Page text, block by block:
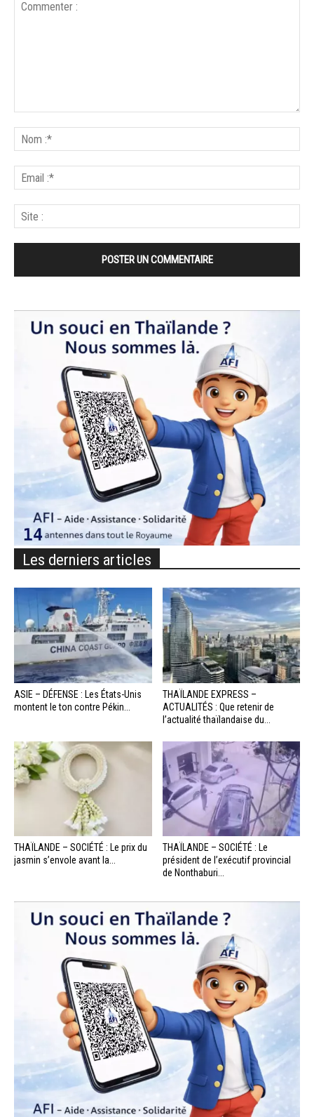
Les derniers articles
ASIE – DÉFENSE : Les États-Unis
montent le ton contre Pékin...
THAÏLANDE EXPRESS –
ACTUALITÉS : Que retenir de
l’actualité thaïlandaise du...
THAÏLANDE – SOCIÉTÉ : Le prix du
jasmin s’envole avant la...
THAÏLANDE – SOCIÉTÉ : Le
président de l’exécutif provincial
de Nonthaburi...